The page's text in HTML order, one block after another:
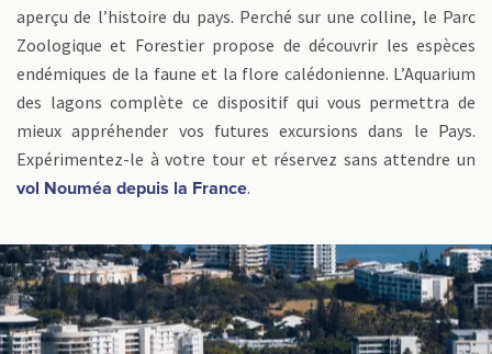
aperçu de l’histoire du pays. Perché sur une colline, le Parc
Zoologique et Forestier propose de découvrir les espèces
endémiques de la faune et la flore calédonienne. L’Aquarium
des lagons complète ce dispositif qui vous permettra de
mieux appréhender vos futures excursions dans le Pays.
Expérimentez-le à votre tour et réservez sans attendre un
vol Nouméa depuis la France.